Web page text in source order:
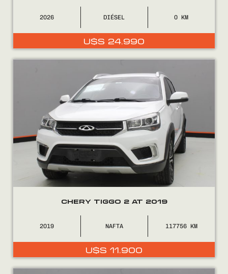
COMPRÁ
VENDÉ
2026 DIÉSEL 0
U$S 24.990
CHERY TIGGO 2 AT 2019
2019 NAFTA 117756
U$S 11.900